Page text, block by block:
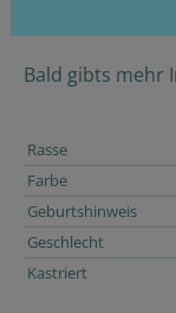
Bald gibts mehr
Rasse
Farbe
Geburtshinweis
Geschlecht
Kastriert